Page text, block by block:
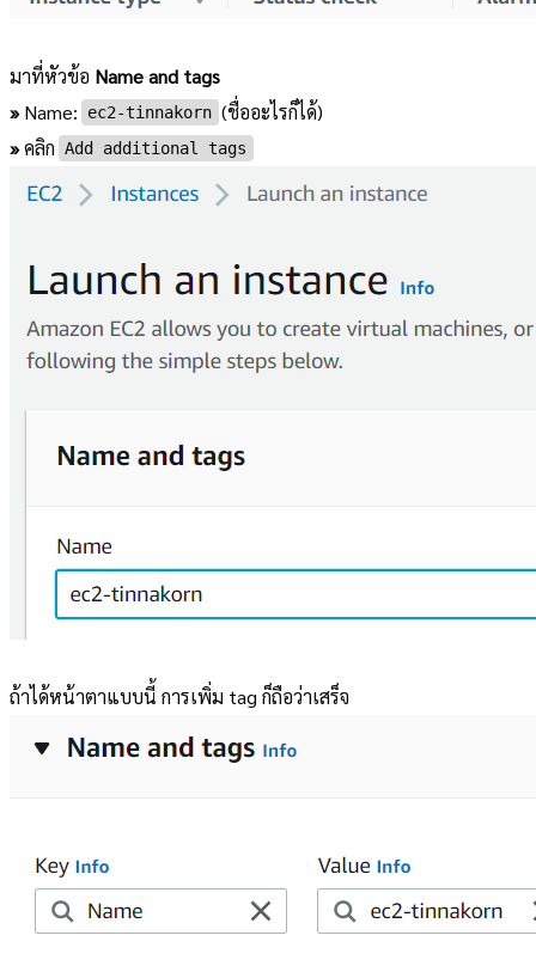
มาที่หัวข้อ Name and tags
»Name: ec2-tinnakorn (ชื่ออะไรก็ได้)
»คลิก Add additional tags
ถ้าได้หน้าตาแบบนี้ การเพิ่ม tag ก็ถือว่าเสร็จ